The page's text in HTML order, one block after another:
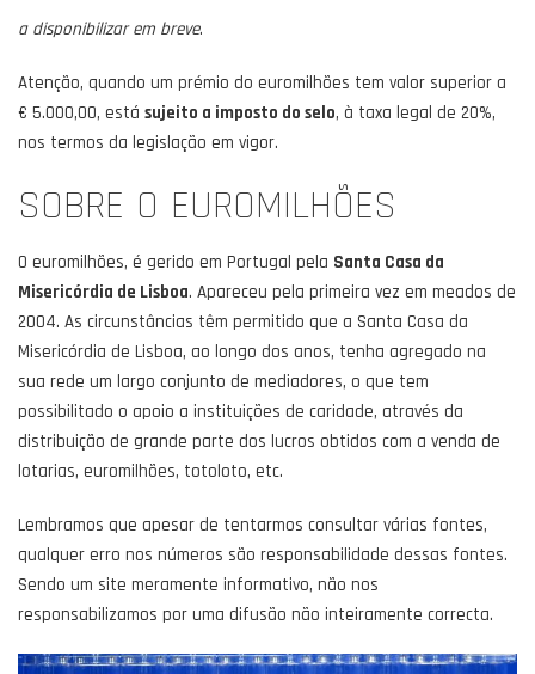
a disponibilizar em breve.
Atenção, quando um prémio do euromilhões tem valor superior a
€ 5.000,00, está sujeito a imposto do selo, à taxa legal de 20%,
nos termos da legislação em vigor.
SOBRE O EUROMILHÕES
O euromilhões, é gerido em Portugal pela Santa Casa da
Misericórdia de Lisboa. Apareceu pela primeira vez em meados de
2004. As circunstâncias têm permitido que a Santa Casa da
Misericórdia de Lisboa, ao longo dos anos, tenha agregado na
sua rede um largo conjunto de mediadores, o que tem
possibilitado o apoio a instituições de caridade, através da
distribuição de grande parte dos lucros obtidos com a venda de
lotarias, euromilhões, totoloto, etc.
Lembramos que apesar de tentarmos consultar várias fontes,
qualquer erro nos números são responsabilidade dessas fontes.
Sendo um site meramente informativo, não nos
responsabilizamos por uma difusão não inteiramente correcta.